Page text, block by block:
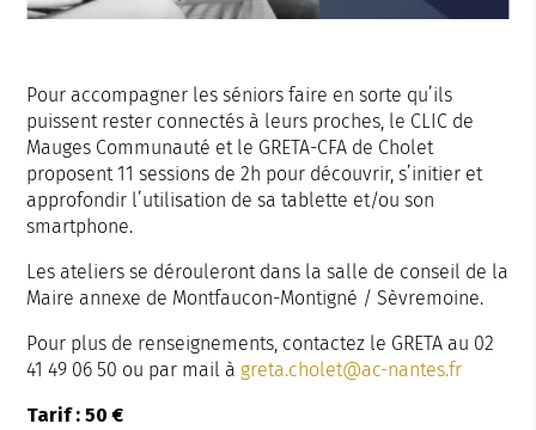
Pour accompagner les séniors faire en sorte qu’ils
puissent rester connectés à leurs proches, le CLIC de
Mauges Communauté et le GRETA-CFA de Cholet
proposent 11 sessions de 2h pour découvrir,s’initier et
approfondir l’utilisation de sa tablette et/ou son
smartphone.
Les ateliers se dérouleront dans la salle de conseil de la
Maire annexe de Montfaucon-Montigné / Sèvremoine.
Pour plus de renseignements, contactez le GRETA au 02
41 49 06 50 ou par mail à greta.cholet@ac-nantes.fr
Tarif : 50 €